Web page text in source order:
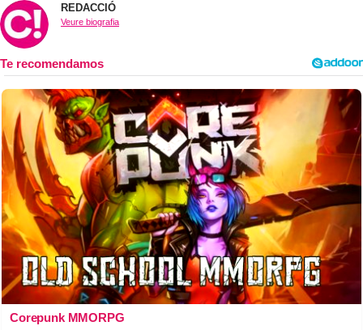
REDACCIÓ
Veure biografia
Corepunk MMORPG